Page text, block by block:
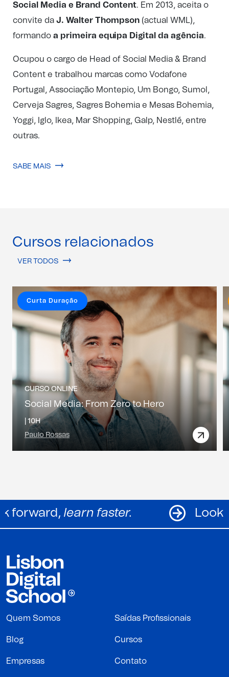
Social Media e Brand Content. Em 2013, aceita o
convite da J. Walter Thompson (actual WML),
formando a primeira equipa Digital da agência.
Ocupou o cargo de Head of Social Media & Brand
Content e trabalhou marcas como Vodafone
Portugal, Associação Montepio, Um Bongo, Sumol,
Cerveja Sagres, Sagres Bohemia e Mesas Bohemia,
Yoggi, Iglo, Ikea, Mar Shopping, Galp, Nestlé, entre
outras.
SABE MAIS
Cursos relacionados
VER TODOS
CURSO ONLINE
Social Media: From Zero to Hero
10H
Paulo Rossas
Curta Duração
Look forward,learn faster.
Quem Somos Saídas Profissionais
Blog Cursos
Empresas Contato